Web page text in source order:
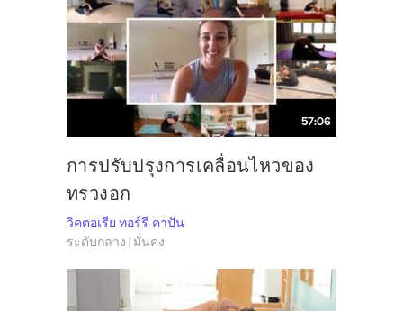
57:06
การปรับปรุงการเคลื่อนไหวของ
ทรวงอก
วิคตอเรีย ทอร์รี-คาปัน
ระดับกลาง | มั่นคง